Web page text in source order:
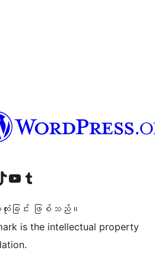
အကောင့်သို့ ဝင်ရောက်ကြည့်ရှုရန်
ကျွန်ုပ်တို့၏ YouTube ချန်နယ်သို့ သွားရောက်ကြည့်ရှုပါ ကျွန်ုပ်တို့၏ Tumblr အကောင့်သို့ ဝင်ရောက်ကြည့်ရှုရန်
ကုံးခြင်း ဖြစ်သည်။
is the intellectual property